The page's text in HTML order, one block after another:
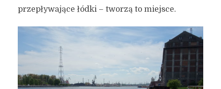
przepływające łódki – tworzą to miejsce.